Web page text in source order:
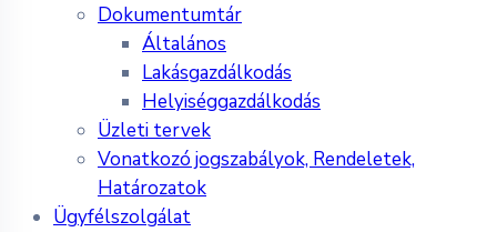
Dokumentumtár
Általános
Lakásgazdálkodás
Helyiséggazdálkodás
Üzleti tervek
Vonatkozó jogszabályok, Rendeletek,
Határozatok
Ügyfélszolgálat